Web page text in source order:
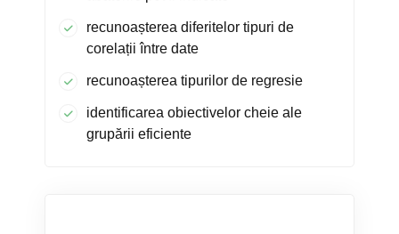
recunoașterea diferitelor tipuri de
corelații între date
recunoașterea tipurilor de regresie
identificarea obiectivelor cheie ale
grupării eficiente